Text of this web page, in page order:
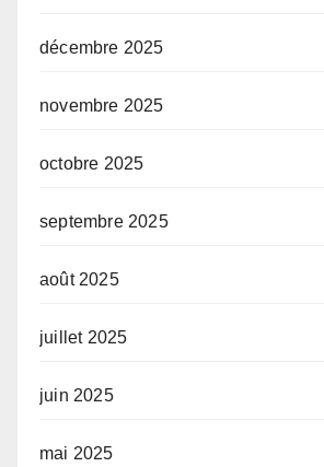
décembre 2025
novembre 2025
octobre 2025
septembre 2025
août 2025
juillet 2025
juin 2025
mai 2025